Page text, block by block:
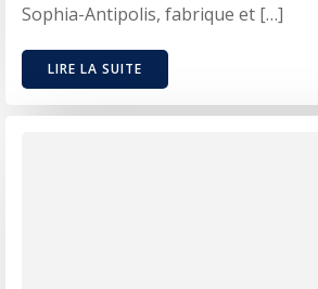
Sophia-Antipolis, fabrique et […]
LIRE LA SUITE